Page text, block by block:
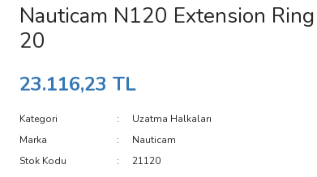
Nauticam N120 Extension Ring
20
23.116,23 TL
Kategori
Uzatma Halkaları
Marka
Nauticam
Stok Kodu
21120